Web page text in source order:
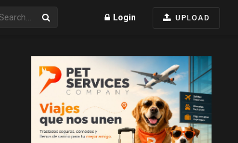
Login UPLOAD